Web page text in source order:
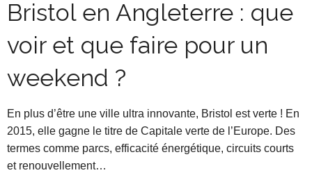
Bristol en Angleterre : que
voir et que faire pour un
weekend ?
En plus d’être une ville ultra innovante, Bristol est verte ! En
2015, elle gagne le titre de Capitale verte de l’Europe. Des
termes comme parcs, efficacité énergétique, circuits courts
et renouvellement…